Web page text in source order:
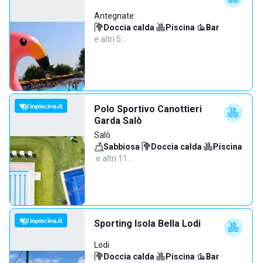
Antegnate
Doccia calda· Piscina· Bar·
e altri 5…
Polo Sportivo Canottieri
Garda Salò
Salò
Sabbiosa· Doccia calda·
Piscina
·e altri 11…
Sporting Isola Bella Lodi
Lodi
Doccia calda· Piscina· Bar·